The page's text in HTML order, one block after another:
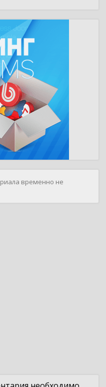
временно не